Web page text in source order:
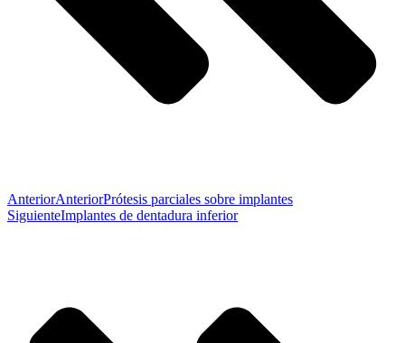
AnteriorAnteriorPrótesis parciales sobre implantes
SiguienteImplantes de dentadura inferior